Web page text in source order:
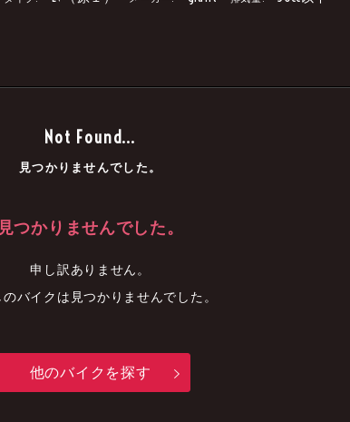
Not Found...
見つかりませんでした。
見つかりませんでした。
申し訳ありません。
バイクは見つかりませんでした。
他のバイクを探す
中古車